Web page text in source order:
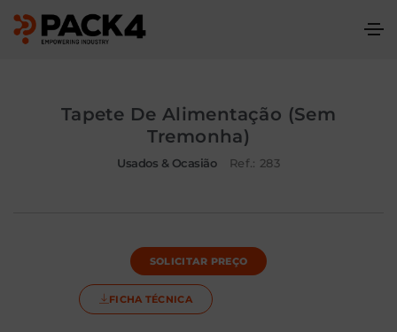
Tapete De Alimentação (sem
Tremonha)
Usados & Ocasião Ref.: 283
SOLICITAR PREÇO
FICHA TÉCNICA